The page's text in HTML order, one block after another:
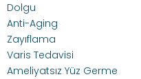
Dolgu
Anti-Aging
Zayıflama
Varis Tedavisi
Ameliyatsız Yüz Germe